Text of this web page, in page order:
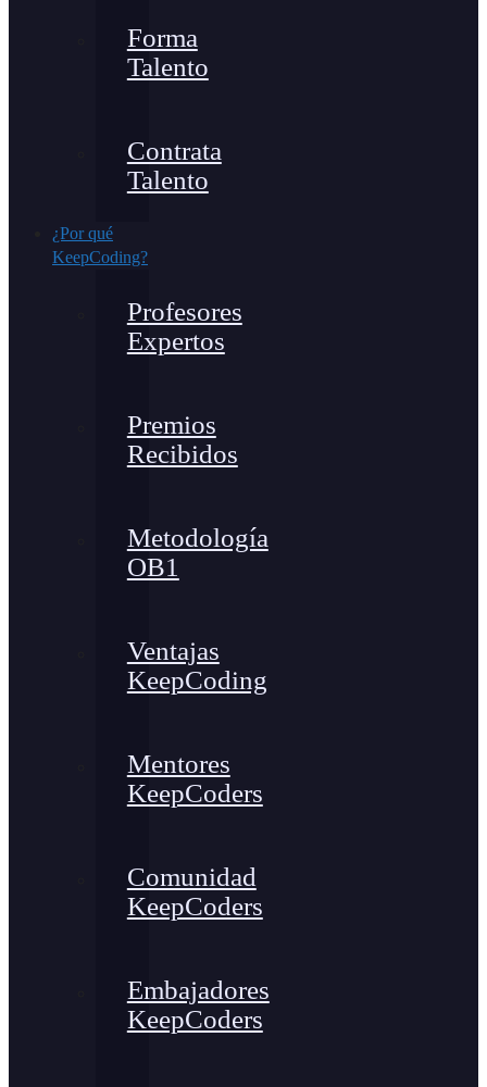
Forma
Talento
Contrata
Talento
¿Por qué
KeepCoding?
Profesores
Expertos
Premios
Recibidos
Metodología
OB1
Ventajas
KeepCoding
Mentores
KeepCoders
Comunidad
KeepCoders
Embajadores
KeepCoders